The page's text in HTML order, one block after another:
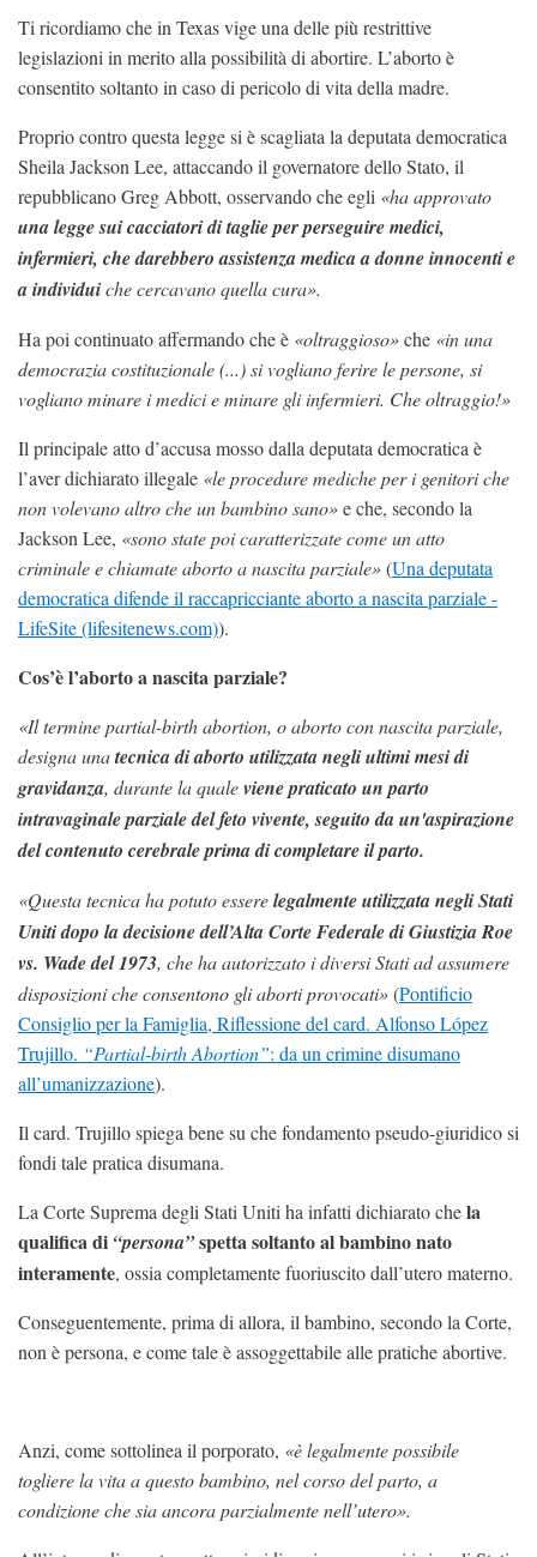
Ti ricordiamo che in Texas vige una delle più restrittive
legislazioni in merito alla possibilità di abortire. L’aborto è
consentito soltanto in caso di pericolo di vita della madre.
Proprio contro questa legge si è scagliata la deputata democratica
Sheila Jackson Lee, attaccando il governatore dello Stato, il
repubblicano Greg Abbott, osservando che egli «ha approvato
una legge sui cacciatori di taglie per perseguire medici,
infermieri, che darebbero assistenza medica a donne innocenti e
a individuiche cercavano quella cura».
Ha poi continuato affermando che è «oltraggioso»che «in una
democrazia costituzionale (...) si vogliano ferire le persone, si
vogliano minare i medici e minare gli infermieri. Che oltraggio!»
Il principale atto d’accusa mosso dalla deputata democratica è
l’aver dichiarato illegale «le procedure mediche per i genitori che
non volevano altro che un bambino sano»e che, secondo la
Jackson Lee, «sono state poi caratterizzate come un atto
criminale e chiamate aborto a nascita parziale»(Una deputata
democratica difende il raccapricciante aborto a nascita parziale -
LifeSite (lifesitenews.com)).
Cos’è l’aborto a nascita parziale?
«Il termine partial-birth abortion, o aborto con nascita parziale,
designa unatecnica di aborto utilizzata negli ultimi mesi di
gravidanza, durante la qualeviene praticato un parto
intravaginale parziale del feto vivente, seguito da un'aspirazione
del contenuto cerebrale prima di completare il parto.
«Questa tecnica ha potuto esserelegalmente utilizzata negli Stati
Uniti dopo la decisione dell’Alta Corte Federale di Giustizia Roe
vs. Wade del 1973, che ha autorizzato i diversi Stati ad assumere
disposizioni che consentono gli aborti provocati»(Pontificio
Consiglio per la Famiglia, Riflessione del card. Alfonso López
Trujillo. “Partial-birth Abortion”: da un crimine disumano
all’umanizzazione).
Il card. Trujillo spiega bene su che fondamento pseudo-giuridico si
fondi tale pratica disumana.
La Corte Suprema degli Stati Uniti ha infatti dichiarato chela
qualifica di “persona”spetta soltanto al bambino nato
interamente, ossia completamente fuoriuscito dall’utero materno.
Conseguentemente, prima di allora, il bambino, secondo la Corte,
non è persona, e come tale è assoggettabile alle pratiche abortive.
Anzi, come sottolinea il porporato, «è legalmente possibile
togliere la vita a questo bambino, nel corso del parto, a
condizione che sia ancora parzialmente nell’utero».